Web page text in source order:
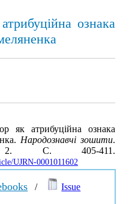
ознака
як атрибуційна ознака
Народознавчі зошити.
405-411.
UJRN-0001011602
/
Issue